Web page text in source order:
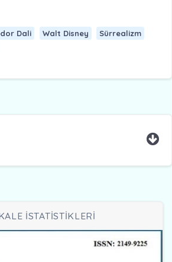
Dali Walt Disney
Sürrealizm
İSTATİSTİKLERİ